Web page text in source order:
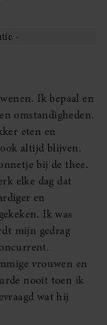
Ik bepaal en
omstandigheden.
eten en
altijd blijven.
bij de thee.
elke dag dat
en
Ik was
mijn gedrag
vrouwen en
nooit toen ik
wat hij